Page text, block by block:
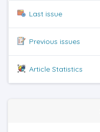
Last issue
Previous issues
Article Statistics